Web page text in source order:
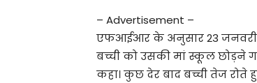
– Advertisement –
एफआईआर के अनुसार 23 जनवरी
बच्ची को उसकी मां स्कूल छोड़ने
कहा। कुछ देर बाद बच्ची तेज रोते